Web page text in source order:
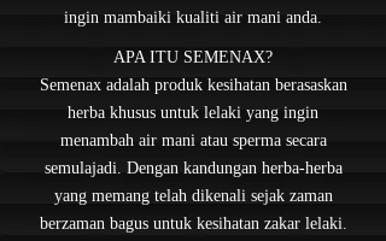
ingin mambaiki kualiti air mani anda.
APA ITU SEMENAX?
Semenax adalah produk kesihatan berasaskan
herba khusus untuk lelaki yang ingin
menambah air mani atau sperma secara
semulajadi. Dengan kandungan herba-herba
yang memang telah dikenali sejak zaman
berzaman bagus untuk kesihatan zakar lelaki.